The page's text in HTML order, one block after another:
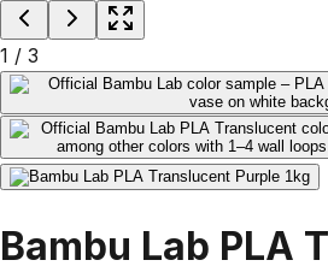
1 / 3
Bambu Lab PLA